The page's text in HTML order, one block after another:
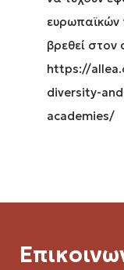
ευρωπαϊκών
βρεθεί στον
https://
diversity-
academies/